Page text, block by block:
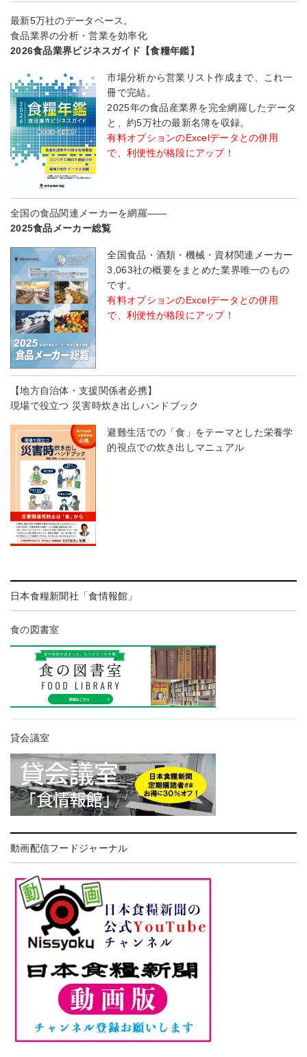
最新5万社のデータベース。
食品業界の分析・営業を効率化
2026食品業界ビジネスガイド【食糧年鑑】
市場分析から営業リスト作成まで、これ一
冊で完結。
2025年の食品産業界を完全網羅したデータ
と、約5万社の最新名簿を収録。
有料オプションのExcelデータとの併用
で、利便性が格段にアップ！
全国の食品関連メーカーを網羅――
2025食品メーカー総覧
全国食品・酒類・機械・資材関連メーカー
3,063社の概要をまとめた業界唯一のもの
です。
有料オプションのExcelデータとの併用
で、利便性が格段にアップ！
【地方自治体・支援関係者必携】
現場で役立つ 災害時炊き出しハンドブック
避難生活での「食」をテーマとした栄養学
的視点での炊き出しマニュアル
日本食糧新聞社「食情報館」
食の図書室
貸会議室
動画配信フードジャーナル